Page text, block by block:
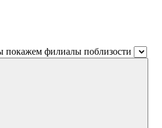
покажем филиалы поблизости